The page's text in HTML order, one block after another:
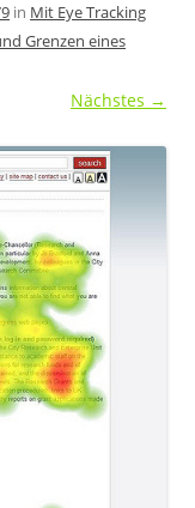
in Mit Eye Tracking
Grenzen eines
Nächstes →